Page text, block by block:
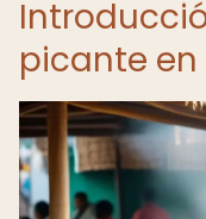
picante en